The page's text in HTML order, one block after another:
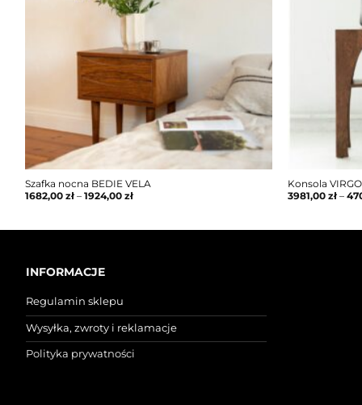
Szafka nocna BEDIE VELA
1682,00 zł– 1924,00 zł
Konsola VIRGO
3981,00zł –
INFORMACJE
Regulamin sklepu
Wysyłka, zwroty i reklamacje
Polityka prywatności